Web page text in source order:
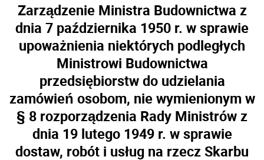
Zarządzenie Ministra Budownictwa z
dnia 7 października 1950 r. w sprawie
upoważnienia niektórych podległych
Ministrowi Budownictwa
przedsiębiorstw do udzielania
zamówień osobom, nie wymienionym w
§ 8 rozporządzenia Rady Ministrów z
dnia 19 lutego 1949 r. w sprawie
dostaw, robót i usług na rzecz Skarbu